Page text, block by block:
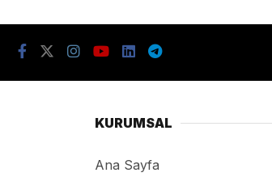
KURUMSAL
Ana Sayfa